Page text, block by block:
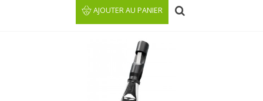
AJOUTER AU PANIER